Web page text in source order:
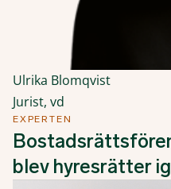
Ulrika Blomqvist
Jurist, vd
EXPERTEN
blev hyresrätter